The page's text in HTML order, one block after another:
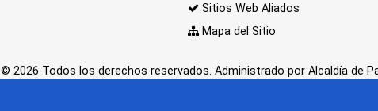
Sitios Web Aliados
Mapa del Sitio
© 2026 Todos los derechos reservados. Administrado por Alcaldía de